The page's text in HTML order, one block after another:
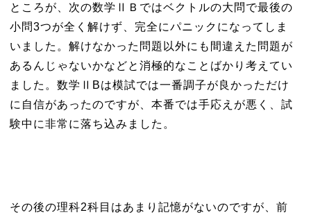
ところが、次の数学ⅡＢではベクトルの大問で最後の
小問3つが全く解けず、完全にパニックになってしま
いました。解けなかった問題以外にも間違えた問題が
あるんじゃないかなどと消極的なことばかり考えてい
ました。数学ⅡBは模試では一番調子が良かっただけ
に自信があったのですが、本番では手応えが悪く、試
験中に非常に落ち込みました。
その後の理科2科目はあまり記憶がないのですが、前